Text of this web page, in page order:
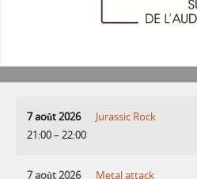
7 août 2026
21:00– 22:00
Jurassic Rock
7 août 2026 Metal attack